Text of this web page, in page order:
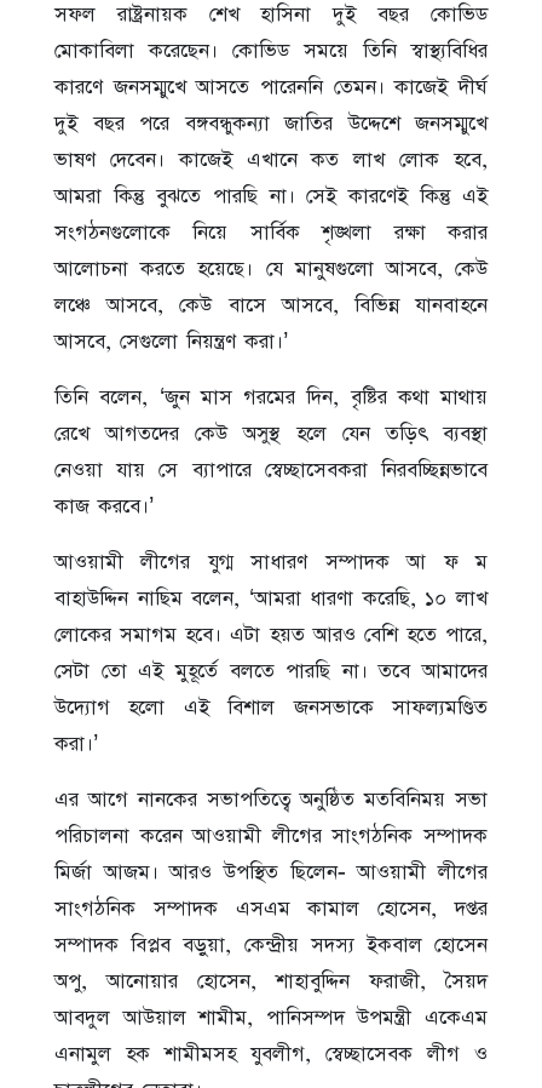
সফল রাষ্ট্রনায়ক শেখ হাসিনা দুই বছর কোভিড
মোকাবিলা করেছেন। কোভিড সময়ে তিনি স্বাস্থ্যবিধির
কারণে জনসম্মুখে আসতে পারেননি তেমন। কাজেই দীর্ঘ
দুই বছর পরে বঙ্গবন্ধুকন্যা জাতির উদ্দেশে জনসম্মুখে
ভাষণ দেবেন। কাজেই এখানে কত লাখ লোক হবে,
আমরা কিন্তু বুঝতে পারছি না। সেই কারণেই কিন্তু এই
সংগঠনগুলোকে নিয়ে সার্বিক শৃঙ্খলা রক্ষা করার
আলোচনা করতে হয়েছে। যে মানুষগুলো আসবে, কেউ
লঞ্চে আসবে, কেউ বাসে আসবে, বিভিন্ন যানবাহনে
আসবে, সেগুলো নিয়ন্ত্রণ করা।’
তিনি বলেন, ‘জুন মাস গরমের দিন, বৃষ্টির কথা মাথায়
রেখে আগতদের কেউ অসুস্থ হলে যেন তড়িৎ ব্যবস্থা
নেওয়া যায় সে ব্যাপারে স্বেচ্ছাসেবকরা নিরবচ্ছিন্নভাবে
কাজ করবে।’
আওয়ামী লীগের যুগ্ম সাধারণ সম্পাদক আ ফ ম
বাহাউদ্দিন নাছিম বলেন, ‘আমরা ধারণা করেছি, ১০ লাখ
লোকের সমাগম হবে। এটা হয়ত আরও বেশি হতে পারে,
সেটা তো এই মুহূর্তে বলতে পারছি না। তবে আমাদের
উদ্যোগ হলো এই বিশাল জনসভাকে সাফল্যমণ্ডিত
করা।’
এর আগে নানকের সভাপতিত্বে অনুষ্ঠিত মতবিনিময় সভা
পরিচালনা করেন আওয়ামী লীগের সাংগঠনিক সম্পাদক
মির্জা আজম। আরও উপস্থিত ছিলেন- আওয়ামী লীগের
সাংগঠনিক সম্পাদক এসএম কামাল হোসেন, দপ্তর
সম্পাদক বিপ্লব বড়ুয়া, কেন্দ্রীয় সদস্য ইকবাল হোসেন
অপু, আনোয়ার হোসেন, শাহাবুদ্দিন ফরাজী, সৈয়দ
আবদুল আউয়াল শামীম, পানিসম্পদ উপমন্ত্রী একেএম
এনামুল হক শামীমসহ যুবলীগ, স্বেচ্ছাসেবক লীগ ও